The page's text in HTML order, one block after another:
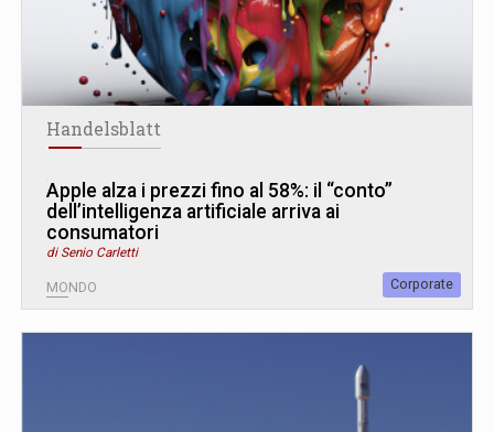
Handelsblatt
Apple alza i prezzi fino al 58%: il “conto”
dell’intelligenza artificiale arriva ai
consumatori
di Senio Carletti
MONDO Corporate